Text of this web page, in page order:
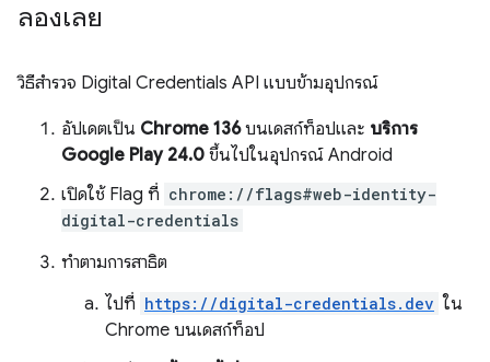
ลองเลย
วิธีสำรวจ Digital Credentials API แบบข้ามอุปกรณ์
อัปเดตเป็น Chrome 136บนเดสก์ท็อปและ บริการ
Google Play 24.0 ขึ้นไปในอุปกรณ์ Android
เปิดใช้ Flag ที่ chrome://flags#web-identity-
digital-credentials
ทำตามการสาธิต
ไปที่ https://digital-credentials.dev ใน
Chrome บนเดสก์ท็อป